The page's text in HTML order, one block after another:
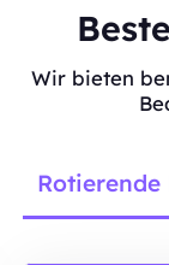
Wir bieten
Rotierende